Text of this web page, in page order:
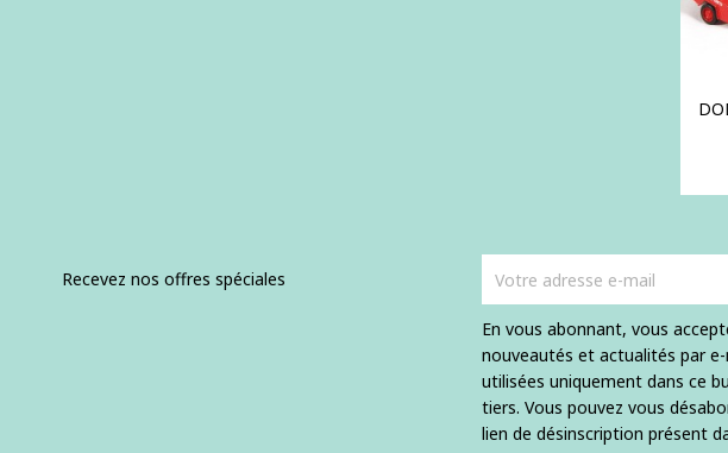
Recevez nos offres spéciales
En vous abonnant, vous
nouveautés et actualités par
utilisées uniquement dans ce
tiers. Vous pouvez vous
lien de désinscription présent